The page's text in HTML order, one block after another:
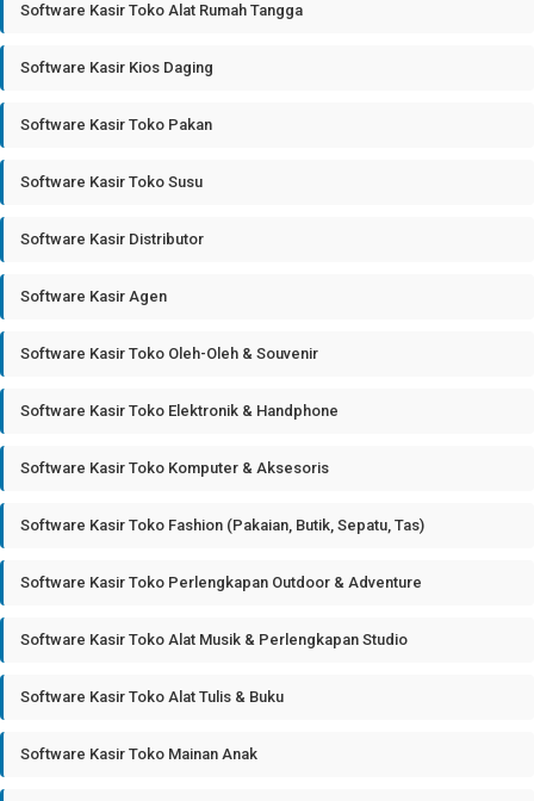
Software Kasir Toko Alat Rumah Tangga
Software Kasir Kios Daging
Software Kasir Toko Pakan
Software Kasir Toko Susu
Software Kasir Distributor
Software Kasir Agen
Software Kasir Toko Oleh-Oleh & Souvenir
Software Kasir Toko Elektronik & Handphone
Software Kasir Toko Komputer & Aksesoris
Software Kasir Toko Fashion (Pakaian, Butik, Sepatu, Tas)
Software Kasir Toko Perlengkapan Outdoor & Adventure
Software Kasir Toko Alat Musik & Perlengkapan Studio
Software Kasir Toko Alat Tulis & Buku
Software Kasir Toko Mainan Anak